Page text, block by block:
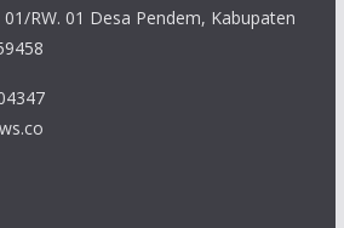
RW. 01 Desa Pendem, Kabupaten